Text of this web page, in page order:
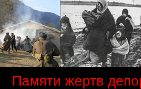
Памяти жертв